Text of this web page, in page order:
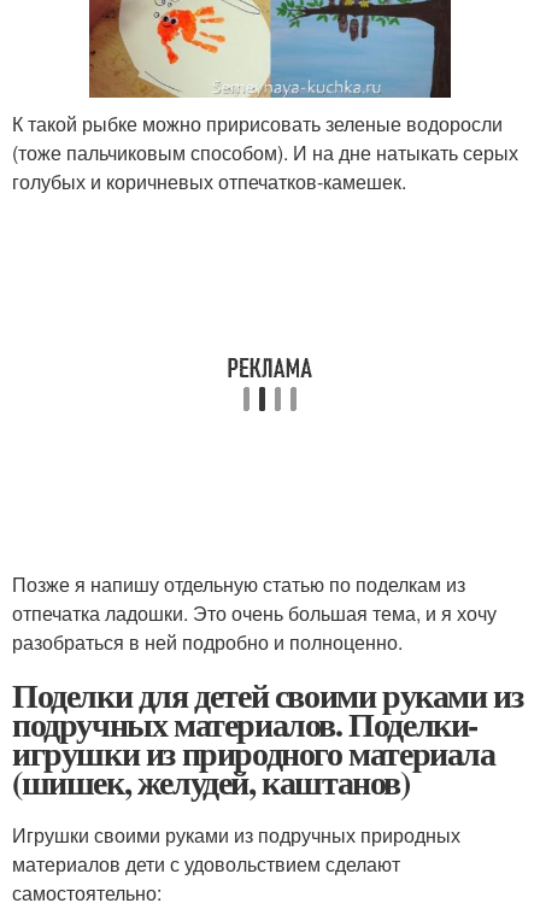
К такой рыбке можно пририсовать зеленые водоросли
(тоже пальчиковым способом). И на дне натыкать серых
голубых и коричневых отпечатков-камешек.
Позже я напишу отдельную статью по поделкам из
отпечатка ладошки. Это очень большая тема, и я хочу
разобраться в ней подробно и полноценно.
Поделки для детей своими руками из
подручных материалов. Поделки-
игрушки из природного материала
(шишек, желудей, каштанов)
Игрушки своими руками из подручных природных
материалов дети с удовольствием сделают
самостоятельно: